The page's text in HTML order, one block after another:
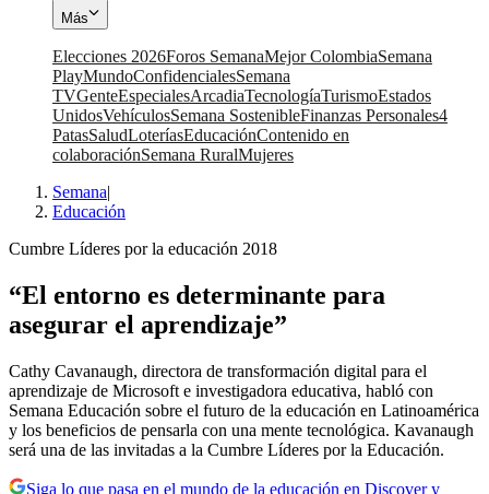
Más
Elecciones 2026Foros SemanaMejor ColombiaSemana
PlayMundoConfidencialesSemana
TVGenteEspecialesArcadiaTecnologíaTurismoEstados
UnidosVehículosSemana SostenibleFinanzas Personales4
PatasSaludLoteríasEducaciónContenido en
colaboraciónSemana RuralMujeres
Semana|
Educación
Cumbre Líderes por la educación 2018
“El entorno es determinante para
asegurar el aprendizaje”
Cathy Cavanaugh, directora de transformación digital para el
aprendizaje de Microsoft e investigadora educativa, habló con
Semana Educación sobre el futuro de la educación en Latinoamérica
y los beneficios de pensarla con una mente tecnológica. Kavanaugh
será una de las invitadas a la Cumbre Líderes por la Educación.
Siga lo que pasa en el mundo de la educación en Discover y